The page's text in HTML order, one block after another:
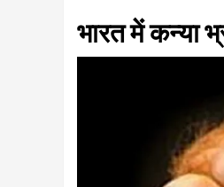
भारत में कन्या